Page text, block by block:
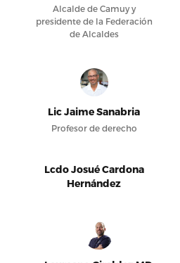
Alcalde de Camuy y
presidente de la Federación
de Alcaldes
Lic Jaime Sanabria
Profesor de derecho
Lcdo Josué Cardona
Hernández